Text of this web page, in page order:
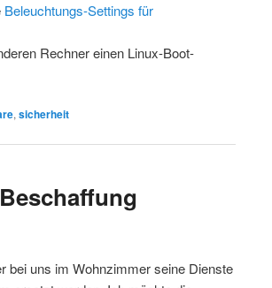
Beleuchtungs-Settings für
Rechner einen Linux-Boot-
,sicherheit
bei uns im Wohnzimmer seine Dienste